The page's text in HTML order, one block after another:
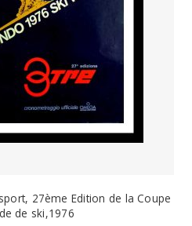
27ème Edition de la Coupe
de ski,1976